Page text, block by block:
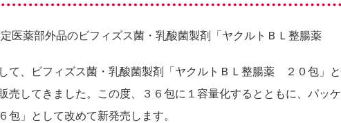
薬部外品のビフィズス菌・乳酸菌製剤「ヤクルトＢＬ整腸薬
て、ビフィズス菌・乳酸菌製剤「ヤクルトＢＬ整腸薬 ２０包」と
してきました。この度、３６包に１容量化するとともに、パッケ
包」として改めて新発売します。